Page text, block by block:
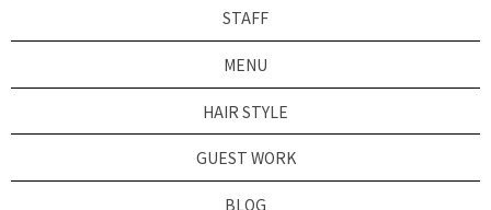
STAFF
MENU
HAIR STYLE
GUEST WORK
BLOG